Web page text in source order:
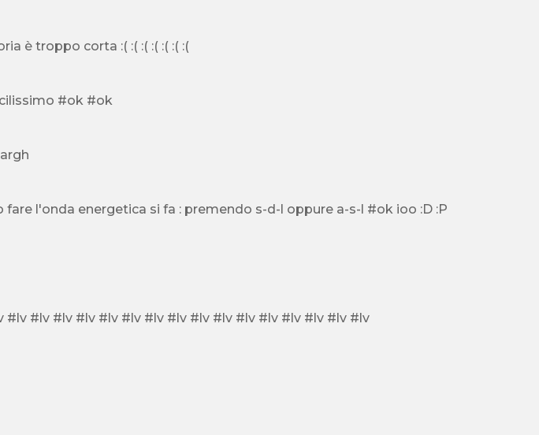
ed ho anche finito il gioco,la storia è troppo corta :( :( :( :( :( :( :(
ho tutti i personaggi,è stato facilissimo #ok #ok
ho sbagliato era s-a-l non a-s-l argh
per tutti quelli che non la sanno fare l'onda energetica si fa : premendo s-d-l oppure a-s-l #ok ioo :D :P
....... #lv #lv #lv #lv #lv #lv #lv #lv #lv #lv #lv #lv #lv #lv #lv #lv #lv #lv #lv #lv #lv #lv #lv #lv